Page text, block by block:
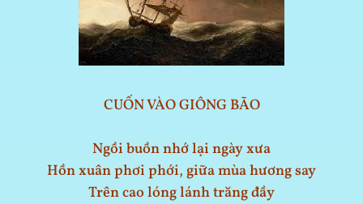
CUỐN VÀO GIÔNG BÃO
Ngồi buồn nhớ lại ngày xưa
Hồn xuân phơi phới, giữa mùa hương say
Trên cao lóng lánh trăng đầy